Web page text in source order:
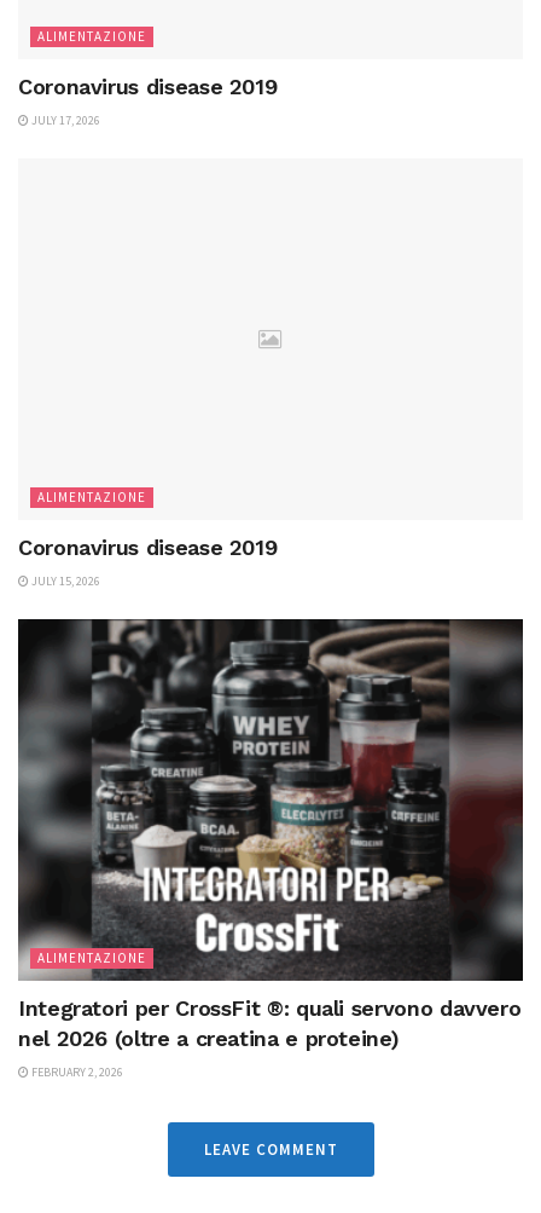
ALIMENTAZIONE
Coronavirus disease 2019
JULY 17, 2026
ALIMENTAZIONE
Coronavirus disease 2019
JULY 15, 2026
ALIMENTAZIONE
Integratori per CrossFit ®: quali servono davvero
nel 2026 (oltre a creatina e proteine)
FEBRUARY 2, 2026
LEAVE COMMENT